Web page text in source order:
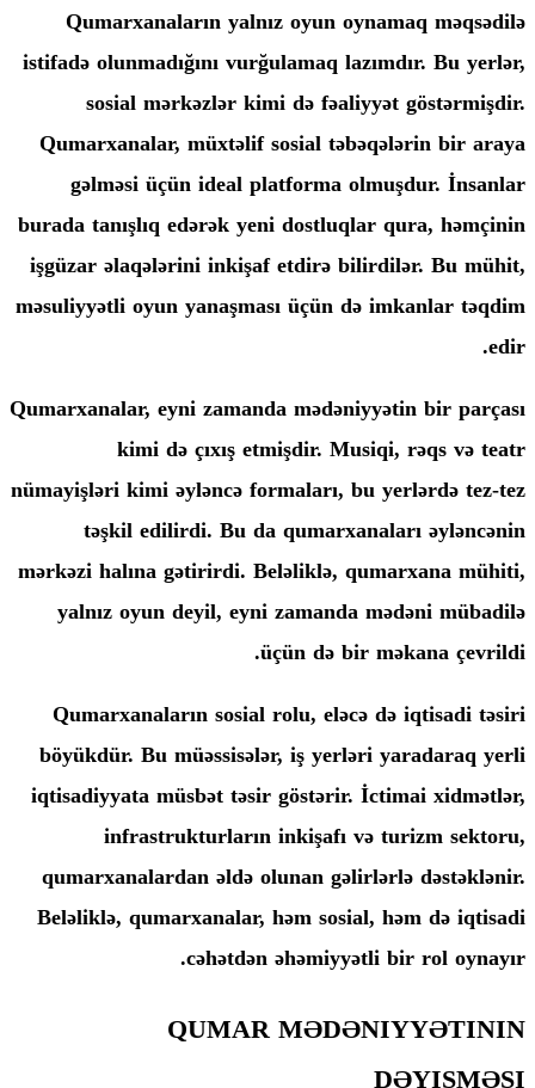
Qumarxanaların yalnız oyun
istifadə olunmadığını vurğulamaq
sosial mərkəzlər kimi də
Qumarxanalar, müxtəlif sosial
gəlməsi üçün ideal platforma
burada tanışlıq edərək yeni
işgüzar əlaqələrini inkişaf etdirə
məsuliyyətli oyun yanaşması üçün də
Qumarxanalar, eyni zamanda
kimi də çıxış etmişdir.
nümayişləri kimi əyləncə formaları, bu
təşkil edilirdi. Bu da
mərkəzi halına gətirirdi. Beləliklə,
yalnız oyun deyil, eyni zamanda
üçün də bir
Qumarxanaların sosial rolu, eləcə
böyükdür. Bu müəssisələr, iş
iqtisadiyyata müsbət təsir göstərir.
infrastrukturların inkişafı
qumarxanalardan əldə olunan
Beləliklə, qumarxanalar, həm
cəhətdən
QUMAR